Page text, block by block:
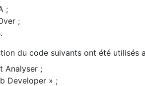
;
;
du code suivants ont été utilisés
Analyser ;
Developer » ;